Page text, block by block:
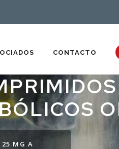
CONTACTO
MG A